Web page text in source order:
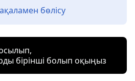
бөлісу
бірінші болып оқыңыз